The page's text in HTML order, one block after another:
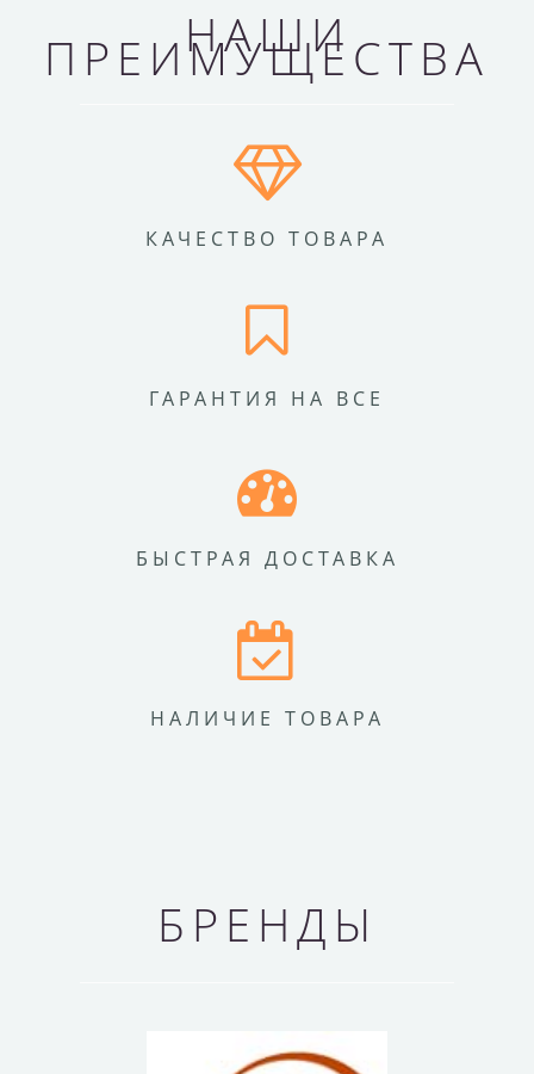
НАШИ
ПРЕИМУЩЕСТВА
КАЧЕСТВО ТОВАРА
ГАРАНТИЯ НА ВСЕ
БЫСТРАЯ ДОСТАВКА
НАЛИЧИЕ ТОВАРА
БРЕНДЫ